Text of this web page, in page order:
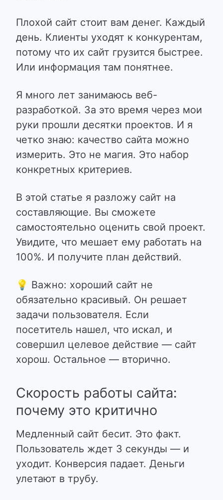
Плохой сайт стоит вам денег. Каждый
день. Клиенты уходят к конкурентам,
потому что их сайт грузится быстрее.
Или информация там понятнее.
Я много лет занимаюсь веб-
разработкой. За это время через мои
руки прошли десятки проектов. И я
четко знаю: качество сайта можно
измерить. Это не магия. Это набор
конкретных критериев.
В этой статье я разложу сайт на
составляющие. Вы сможете
самостоятельно оценить свой проект.
Увидите, что мешает ему работать на
100%. И получите план действий.
💡 Важно: хороший сайт не
обязательно красивый. Он решает
задачи пользователя. Если
посетитель нашел, что искал, и
совершил целевое действие — сайт
хорош. Остальное — вторично.
Скорость работы сайта:
почему это критично
Медленный сайт бесит. Это факт.
Пользователь ждет 3 секунды — и
уходит. Конверсия падает. Деньги
улетают в трубу.